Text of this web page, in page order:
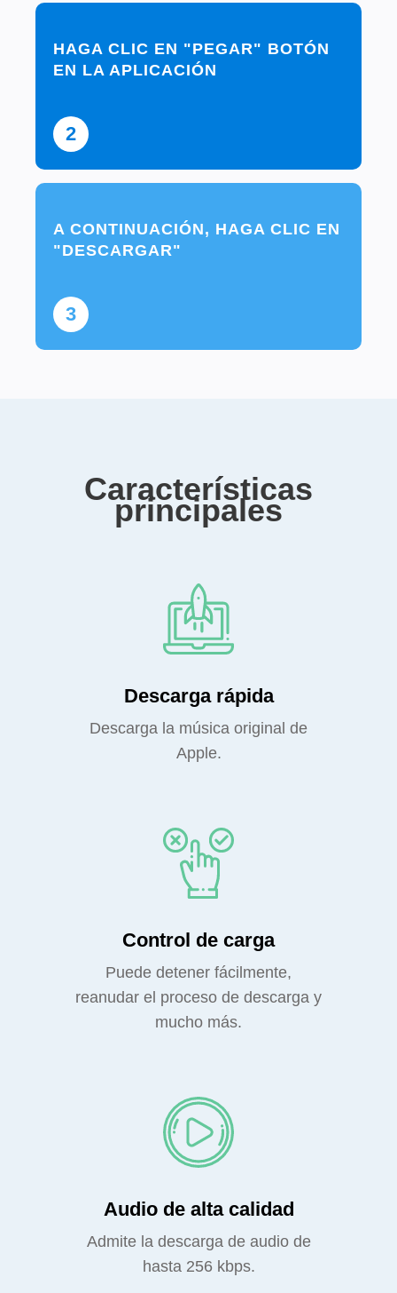
2
HAGA CLIC EN "PEGAR" BOTÓN
EN LA APLICACIÓN
3
A CONTINUACIÓN, HAGA CLIC EN
"DESCARGAR"
Características
principales
Descarga rápida
Descarga la música original de
Apple.
Control de carga
Puede detener fácilmente,
reanudar el proceso de descarga y
mucho más.
Audio de alta calidad
Admite la descarga de audio de
hasta 256 kbps.